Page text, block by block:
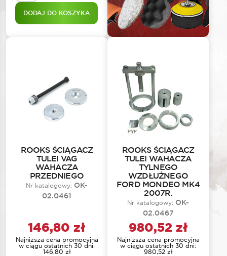
DODAJ DO KOSZYKA
ROOKS ŚCIĄGACZ
TULEI VAG
WAHACZA
PRZEDNIEGO
Nr katalogowy: OK-
02.0461
146,80 zł
Najniższa cena promocyjna
w ciągu ostatnich 30 dni:
146,80 zł
ROOKS ŚCIĄGACZ
TULEI WAHACZA
TYLNEGO
WZDŁUŻNEGO
FORD MONDEO MK4
2007R.
Nr katalogowy: OK-
02.0467
980,52 zł
Najniższa cena promocyjna
w ciągu ostatnich 30 dni:
980,52 zł